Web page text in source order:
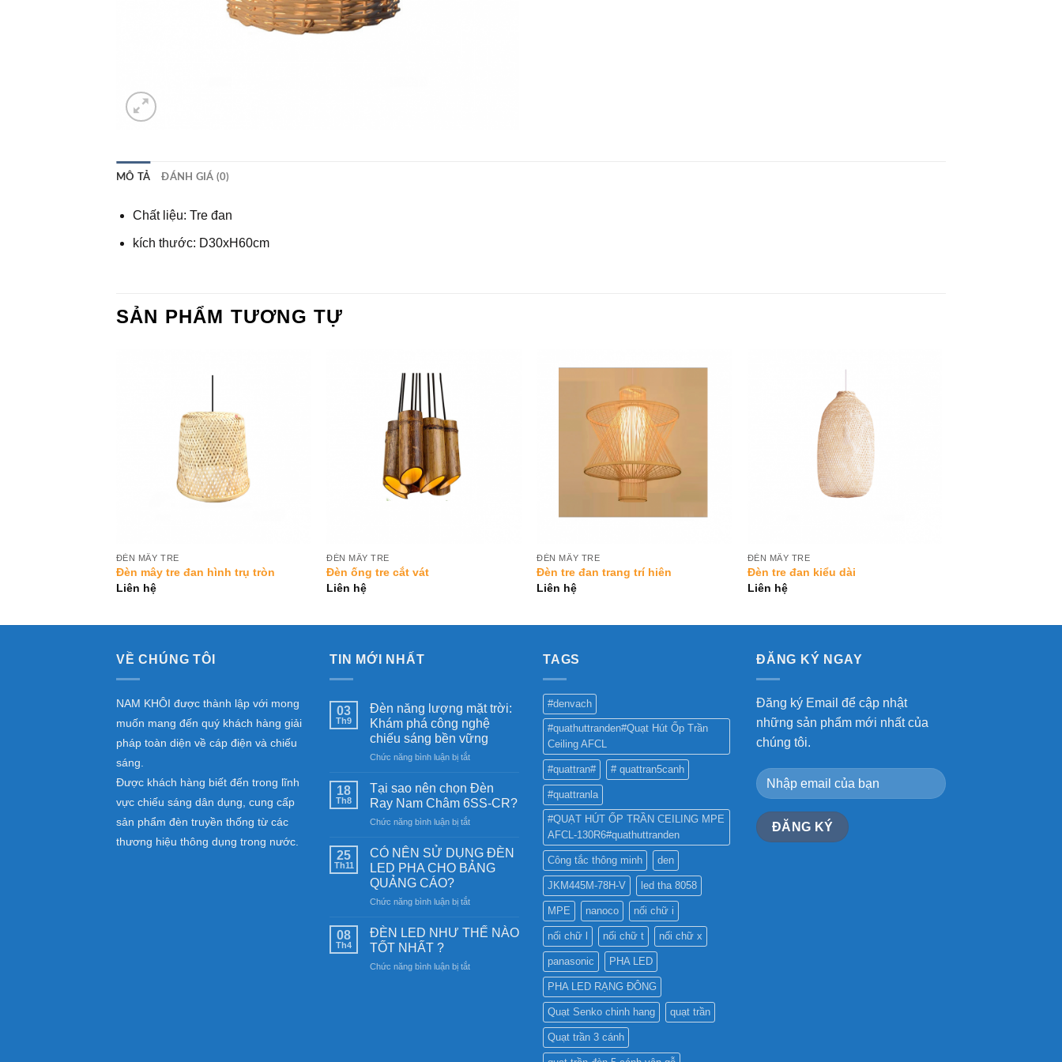
MÔ TẢ ĐÁNH GIÁ (0)
Chất liệu: Tre đan
kích thước: D30xH60cm
SẢN PHẨM TƯƠNG TỰ
ĐÈN MÂY TRE
Đèn mây tre đan hình trụ tròn
Liên hệ
ĐÈN MÂY TRE
Đèn ống tre cắt vát
Liên hệ
ĐÈN MÂY TRE
Đèn tre đan trang trí hiên
Liên hệ
ĐÈN MÂY TRE
Đèn tre đan kiểu dài
Liên hệ
VỀ CHÚNG TÔI
NAM KHÔI được thành lập với mong
muốn mang đến quý khách hàng giải
pháp toàn diện về cáp điện và chiếu
sáng.
Được khách hàng biết đến trong lĩnh
vực chiếu sáng dân dụng, cung cấp
sản phẩm đèn truyền thống từ các
thương hiệu thông dụng trong nước.
TIN MỚI NHẤT
03
Th9
Đèn năng lượng mặt trời:
Khám phá công nghệ
chiếu sáng bền vững
Chức năng bình luận bị tắtở
năng
lượng
mặt
trời:
phá
công
sáng
vững
18
Th8
Tại sao nên chọn Đèn
Ray Nam Châm 6SS-CR?
Chức năng bình luận bị tắtở
sao
nên
chọn
Ray
Châm
25
Th11
CÓ NÊN SỬ DỤNG ĐÈN
LED PHA CHO BẢNG
QUẢNG CÁO?
Chức năng bình luận bị tắtở
NÊN
ĐÈN
08
Th4
ĐÈN LED NHƯ THẾ NÀO
TỐT NHẤT ?
Chức năng bình luận bị tắtở
TAGS
#denvach
#quathuttranden#Quạt Hút Ốp Trần
Ceiling AFCL
#quattran# # quattran5canh
#quattranla
#QUẠT HÚT ỐP TRẦN CEILING MPE
AFCL-130R6#quathuttranden
Công tắc thông minh den
JKM445M-78H-V led tha 8058
MPE nanoco nối chữ i
nối chữ l nối chữ t nối chữ x
panasonic PHA LED
PHA LED RẠNG ĐÔNG
Quạt Senko chinh hang quạt trần
Quạt trần 3 cánh
ĐĂNG KÝ NGAY
Đăng ký Email để cập nhật
những sản phẩm mới nhất của
chúng tôi.